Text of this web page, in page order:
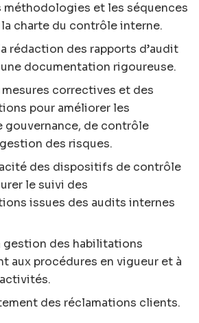
méthodologies et les séquences
charte du contrôle interne.
rédaction des rapports d’audit
documentation rigoureuse.
mesures correctives et des
pour améliorer les
de contrôle
des risques.
des dispositifs de contrôle
le suivi des
issues des audits internes
gestion des habilitations
aux procédures en vigueur et à
des réclamations clients.